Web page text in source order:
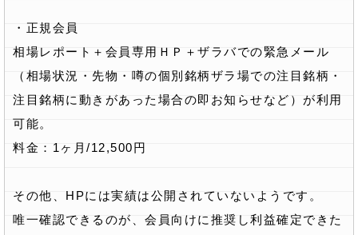
・正規会員
相場レポート＋会員専用ＨＰ＋ザラバでの緊急メール
（相場状況・先物・噂の個別銘柄ザラ場での注目銘柄・
注目銘柄に動きがあった場合の即お知らせなど）が利用
可能。
料金：1ヶ月/12,500円
その他、HPには実績は公開されていないようです。
唯一確認できるのが、会員向けに推奨し利益確定できた